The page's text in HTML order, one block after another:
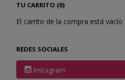
TU CARRITO (0)
El carrito de la compra está vacío
REDES SOCIALES
Instagram